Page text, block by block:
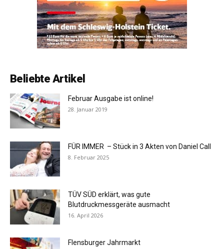
Beliebte Artikel
Februar Ausgabe ist online!
28. Januar 2019
FÜR IMMER – Stück in 3 Akten von Daniel Call
8. Februar 2025
TÜV SÜD erklärt, was gute
Blutdruckmessgeräte ausmacht
16. April 2026
Flensburger Jahrmarkt